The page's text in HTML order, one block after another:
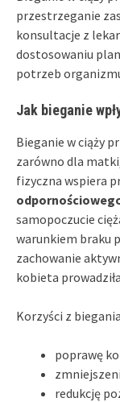
przestrzeganie
konsultacje z
dostosowaniu
potrzeb
Jak bieganie
Bieganie w ciąży
zarówno dla
fizyczna wspiera
samopoczucie
warunkiem braku
zachowanie
kobieta
Korzyści z
poprawę
redukcję